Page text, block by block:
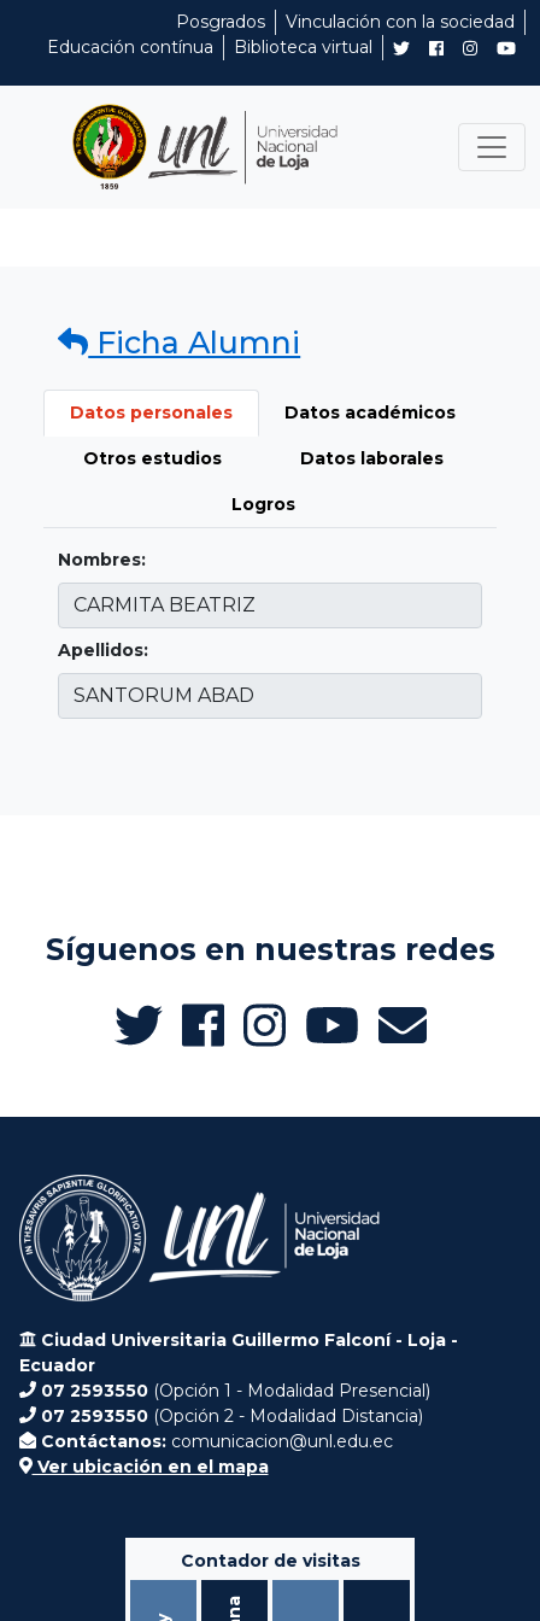
Posgrados
Vinculación con la sociedad
Educación contínua
Biblioteca virtual
Ficha Alumni
Datos personales Datos académicos
Otros estudios Datos laborales
Logros
Nombres:
Apellidos:
Síguenos en nuestras redes
Ciudad Universitaria Guillermo Falconí - Loja -
Ecuador
07 2593550 (Opción 1 - Modalidad Presencial)
07 2593550 (Opción 2 - Modalidad Distancia)
Contáctanos: comunicacion@unl.edu.ec
Ver ubicación en el mapa
Contador de visitas